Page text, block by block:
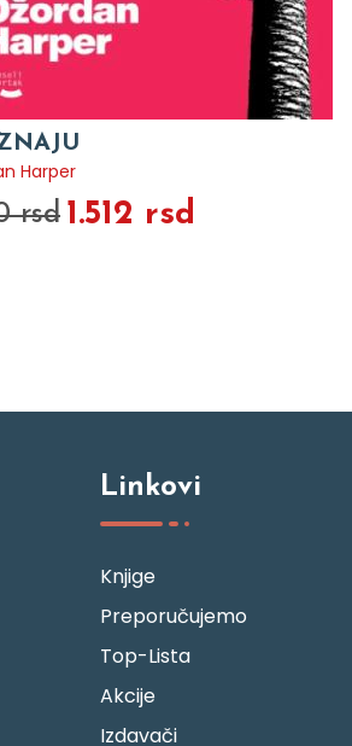
Harper
rsd 1.512 rsd
Linkovi
Knjige
Preporučujemo
Top-Lista
Akcije
Izdavači